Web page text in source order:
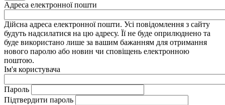
Адреса електронної пошти
Дійсна адреса електронної пошти. Усі повідомлення з сайту
будуть надсилатися на цю адресу. Її не буде оприлюднено та
буде використано лише за вашим бажанням для отримання
нового паролю або новин чи сповіщень електронною
поштою.
Ім'я користувача
Пароль
Підтвердити пароль